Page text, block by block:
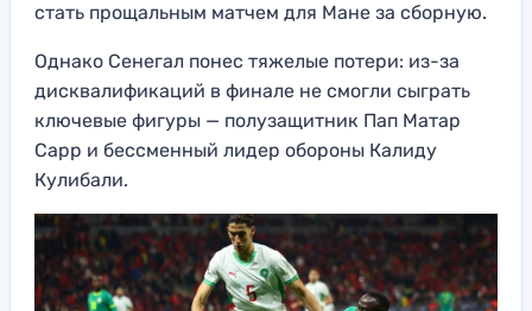
стать прощальным матчем для Мане за сборную.
Однако Сенегал понес тяжелые потери: из-за
дисквалификаций в финале не смогли сыграть
ключевые фигуры — полузащитник Пап Матар
Сарр и бессменный лидер обороны Калиду
Кулибали.